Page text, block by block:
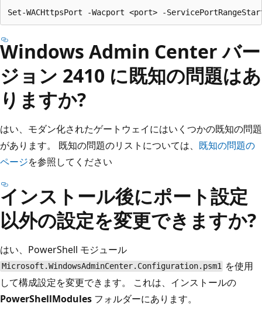
Windows Admin Center バー
ジョン 2410 に既知の問題はあ
りますか?
はい、モダン化されたゲートウェイにはいくつかの既知の問題
があります。 既知の問題のリストについては、 既知の問題の
ページを参照してください
インストール後にポート設定
以外の設定を変更できますか?
はい、PowerShell モジュール
Microsoft.WindowsAdminCenter.Configuration.psm1 を使用
して構成設定を変更できます。 これは、インストールの
PowerShellModules フォルダーにあります。